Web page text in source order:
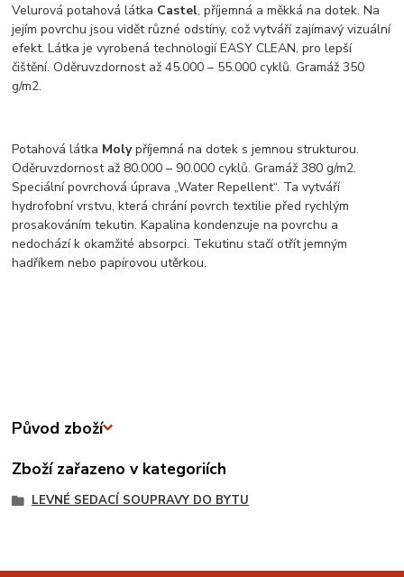
Velurová potahová látka Castel, příjemná a měkká na dotek. Na
jejím povrchu jsou vidět různé odstíny, což vytváří zajímavý vizuální
efekt. Látka je vyrobená technologií EASY CLEAN, pro lepší
čištění. Oděruvzdornost až 45.000 – 55.000 cyklů. Gramáž 350
g/m2.
Potahová látka Molypříjemná na dotek s jemnou strukturou.
Oděruvzdornost až 80.000 – 90.000 cyklů. Gramáž 380 g/m2.
Speciální povrchová úprava „Water Repellent“. Ta vytváří
hydrofobní vrstvu, která chrání povrch textilie před rychlým
prosakováním tekutin. Kapalina kondenzuje na povrchu a
nedochází k okamžité absorpci. Tekutinu stačí otřít jemným
hadříkem nebo papírovou utěrkou.
Původ zboží
Zboží zařazeno v kategoriích
LEVNÉ SEDACÍ SOUPRAVY DO BYTU